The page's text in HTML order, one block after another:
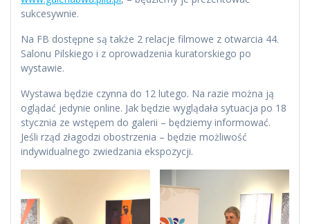
sukcesywnie.
Na FB dostępne są także 2 relacje filmowe z otwarcia 44.
Salonu Pilskiego i z oprowadzenia kuratorskiego po
wystawie.
Wystawa będzie czynna do 12 lutego. Na razie można ją
oglądać jedynie online. Jak będzie wyglądała sytuacja po 18
stycznia ze wstępem do galerii – będziemy informować.
Jeśli rząd złagodzi obostrzenia – będzie możliwość
indywidualnego zwiedzania ekspozycji.